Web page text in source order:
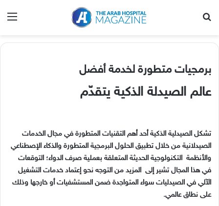
برمجيات متطورة لخدمة أفضل
عالم الصيدلة الذكية يتقدّم
تشكل الصيدلية الذكية أحد أهم التقنيات المتطورة في مجال الخدمات
الصيدلانية من خلال تطبيق الحلول البرمجية المتطورة والذكاء الإصطناعي
والأنظمة التكنولوجية الحديثة المتعلقة بعملية صرف الدواء؛ التوقعات
في هذا المجال تشير إلى المزيد من التوجه نحو إعتماد خدمات التشغيل
الآلي في الصيدليات سواء المتواجدة ضمن المستشفيات أو خارجها وذلك
على نطاق عالمي.